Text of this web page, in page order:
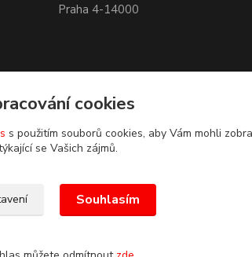
Praha 4-14000
cookies
s použitím souborů cookies, aby Vám mohli
se Vašich zájmů.
Souhlasím